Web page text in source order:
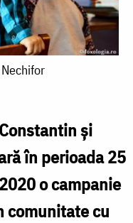
și
în perioada 25
o campanie
comunitate cu